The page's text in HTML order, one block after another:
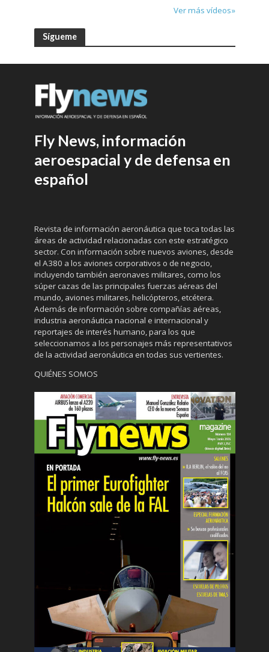
Ver más vídeos»
Sígueme
Fly News, información
aeroespacial y de defensa en
español
Revista de información aeronáutica que toca todas las
áreas de actividad relacionadas con este estratégico
sector. Con información sobre nuevos aviones, desde
el A380 a los aviones corporativos o de negocio,
incluyendo también aeronaves militares, como los
súper cazas de las principales fuerzas aéreas del
mundo, aviones militares, helicópteros, etcétera.
Además de información sobre compañías aéreas,
industria aeronáutica nacional e internacional y
reportajes de interés humano, para los que
seleccionamos a los personajes más representativos
de la actividad aeronáutica en todas sus vertientes.
QUIÉNES SOMOS